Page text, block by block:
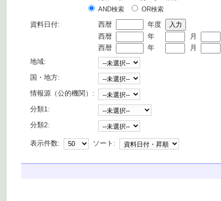
AND検索
OR検索
資料日付: 西暦
年度
西暦
年
月
西暦
年
月
地域:
国・地方:
情報源（公的機関）:
分類1:
分類2:
表示件数: ソート: